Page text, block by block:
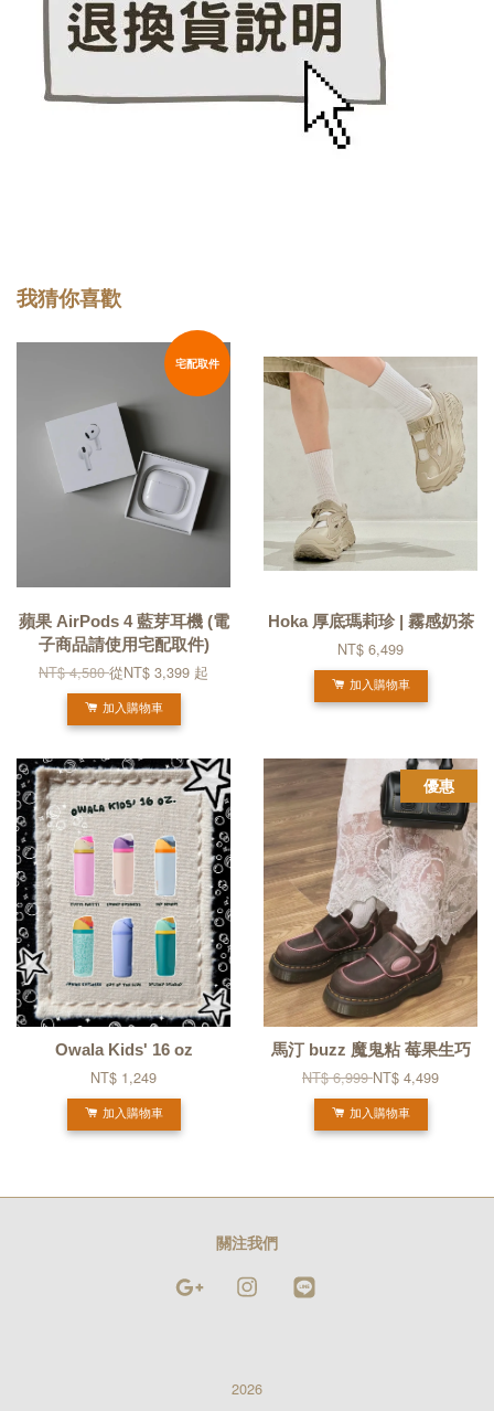
我猜你喜歡
宅配取件
蘋果 AirPods 4 藍芽耳機 (電
子商品請使用宅配取件)
NT$ 4,580從NT$ 3,399 起
加入購物車
Hoka 厚底瑪莉珍 | 霧感奶茶
NT$ 6,499
加入購物車
Owala Kids' 16 oz
NT$ 1,249
加入購物車
優惠
馬汀 buzz 魔鬼粘 莓果生巧
NT$ 6,999NT$ 4,499
加入購物車
關注我們
Google Instagram
2026